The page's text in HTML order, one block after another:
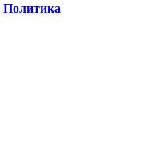
Политика